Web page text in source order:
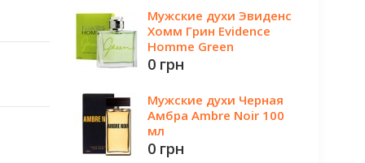
Мужские духи Эвиденс
Хомм Грин Evidence
Homme Green
0 грн
Мужские духи Черная
Амбра Ambre Noir 100
мл
0 грн